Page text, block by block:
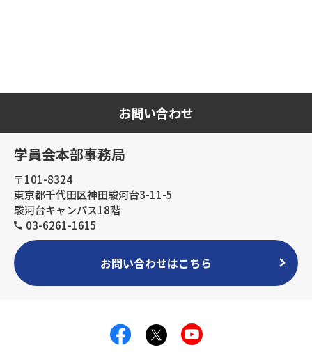
お問い合わせ
学員会本部事務局
〒101-8324
東京都千代田区神田駿河台3-11-5
駿河台キャンパス18階
03-6261-1615
お問い合わせはこちら